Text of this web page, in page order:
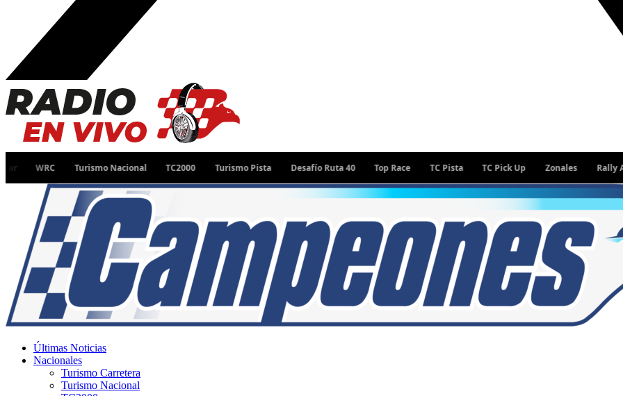
WRC Turismo Nacional TC2000 Turismo Pista Desafío Ruta 40 Top Race TC Pista TC Pick Up Zonales Rally
Últimas Noticias
Nacionales
Turismo Carretera
Turismo Nacional